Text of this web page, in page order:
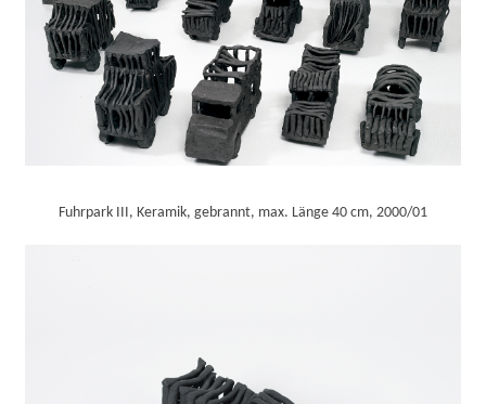
Fuhrpark III, Keramik, gebrannt, max. Länge 40 cm, 2000/01